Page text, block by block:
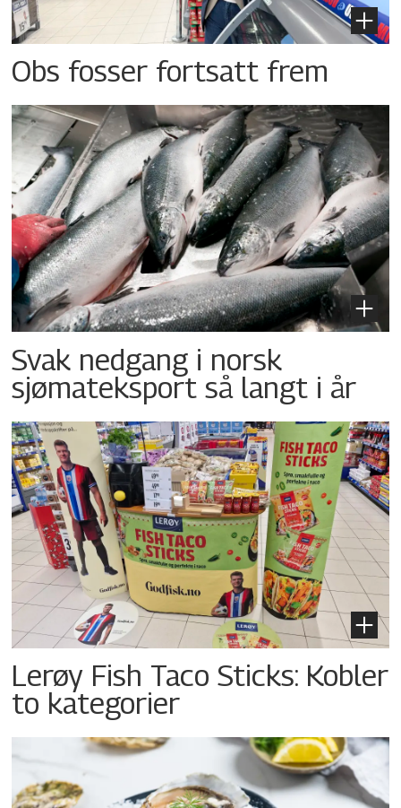
Obs fosser fortsatt frem
Svak nedgang i norsk
sjømateksport så langt i år
Lerøy Fish Taco Sticks: Kobler
to kategorier